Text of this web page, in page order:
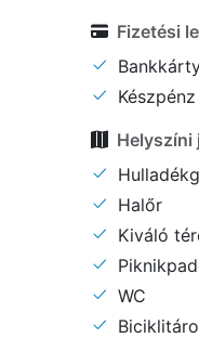
Fizetési
Készpénz
Helyszíni
Halőr
Kiváló
WC